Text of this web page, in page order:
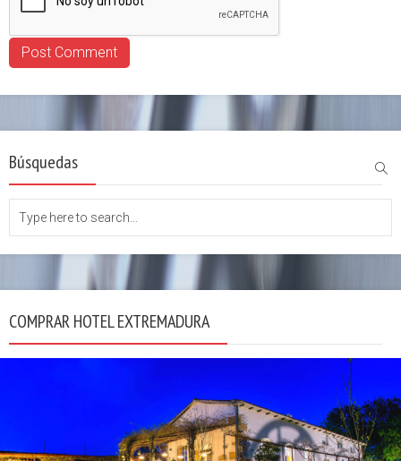
Búsquedas
COMPRAR HOTEL EXTREMADURA